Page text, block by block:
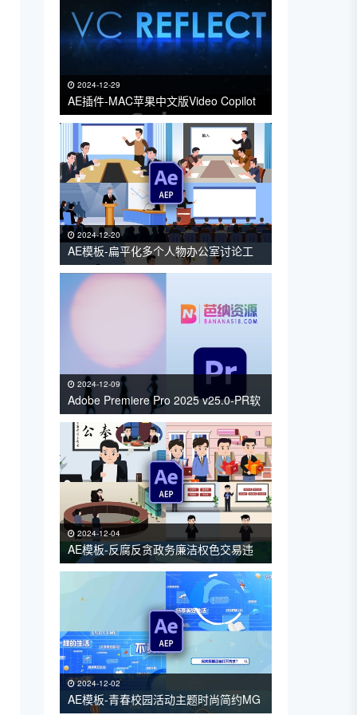
2024-12-29
AE插件-MAC苹果中文版Video Copilot
快速反射倒影特效插件 VC Reflect
v1.0.15 一键安装包
2024-12-20
AE模板-扁平化多个人物办公室讨论工
作会议开会演讲握手上课工作报告党政
场景MG动画
2024-12-09
Adobe Premiere Pro 2025 v25.0-PR软
件中文版免费下载 支持Win/Mac
2024-12-04
AE模板-反腐反贪政务廉洁权色交易违
规办酒席普法MG动画
2024-12-02
AE模板-青春校园活动主题时尚简约MG